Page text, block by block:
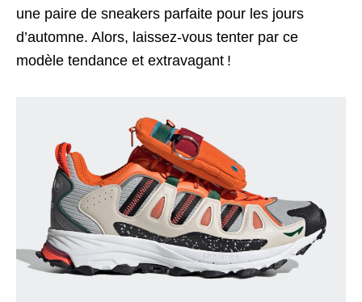
une paire de sneakers parfaite pour les jours
d’automne. Alors, laissez-vous tenter par ce
modèle tendance et extravagant !